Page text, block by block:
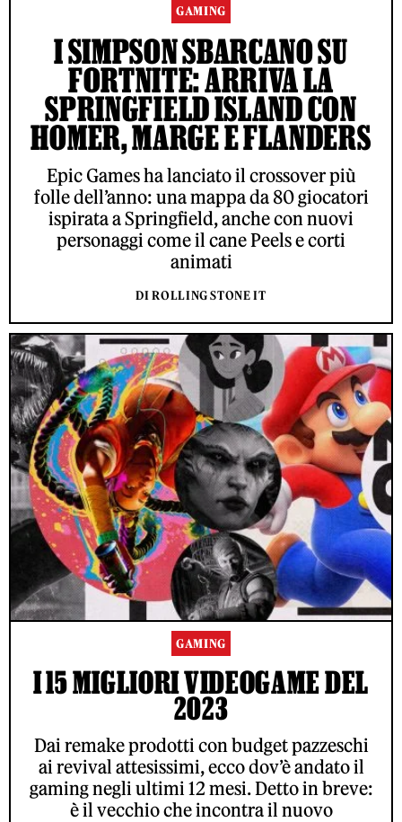
GAMING
I SIMPSON SBARCANO SU
FORTNITE: ARRIVA LA
SPRINGFIELD ISLAND CON
HOMER, MARGE E FLANDERS
Epic Games ha lanciato il crossover più
folle dell’anno: una mappa da 80 giocatori
ispirata a Springfield, anche con nuovi
personaggi come il cane Peels e corti
animati
DI ROLLING STONE IT
GAMING
I 15 MIGLIORI VIDEOGAME DEL
2023
Dai remake prodotti con budget pazzeschi
ai revival attesissimi, ecco dov’è andato il
gaming negli ultimi 12 mesi. Detto in breve:
è il vecchio che incontra il nuovo